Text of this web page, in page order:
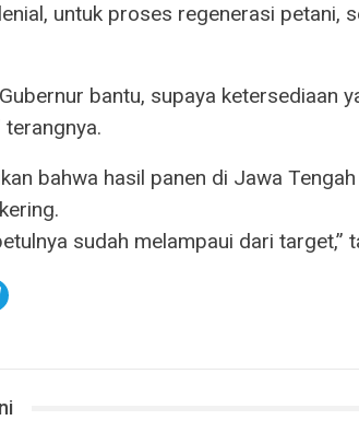
untuk proses regenerasi petani,
bantu, supaya ketersediaan
terangnya.
bahwa hasil panen di Jawa
sudah melampaui dari target,”